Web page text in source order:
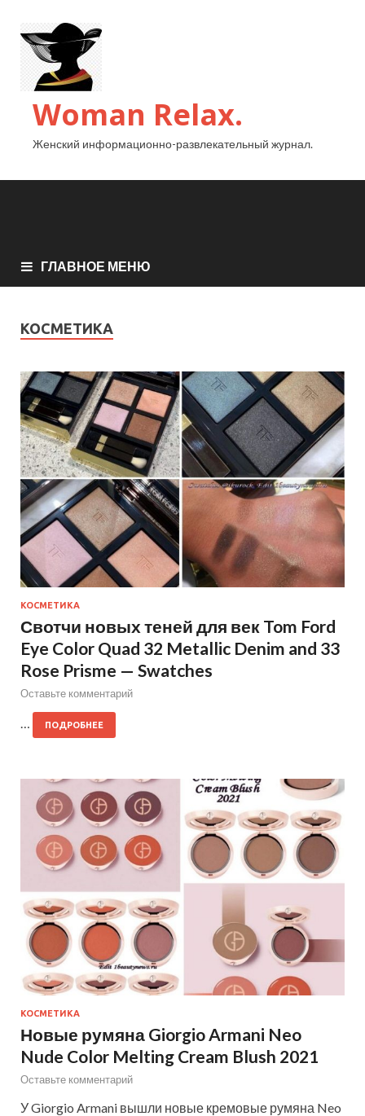
Woman Relax.
Женский информационно-развлекательный журнал.
ГЛАВНОЕ МЕНЮ
КОСМЕТИКА
КОСМЕТИКА
Свотчи новых теней для век Tom Ford
Eye Color Quad 32 Metallic Denim and 33
Rose Prisme — Swatches
Оставьте комментарий
… ПОДРОБНЕЕ
КОСМЕТИКА
Новые румяна Giorgio Armani Neo
Nude Color Melting Cream Blush 2021
Оставьте комментарий
У Giorgio Armani вышли новые кремовые румяна Neo